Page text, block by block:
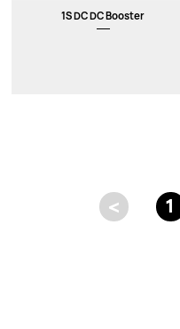
1S DC DC Booster
< 1